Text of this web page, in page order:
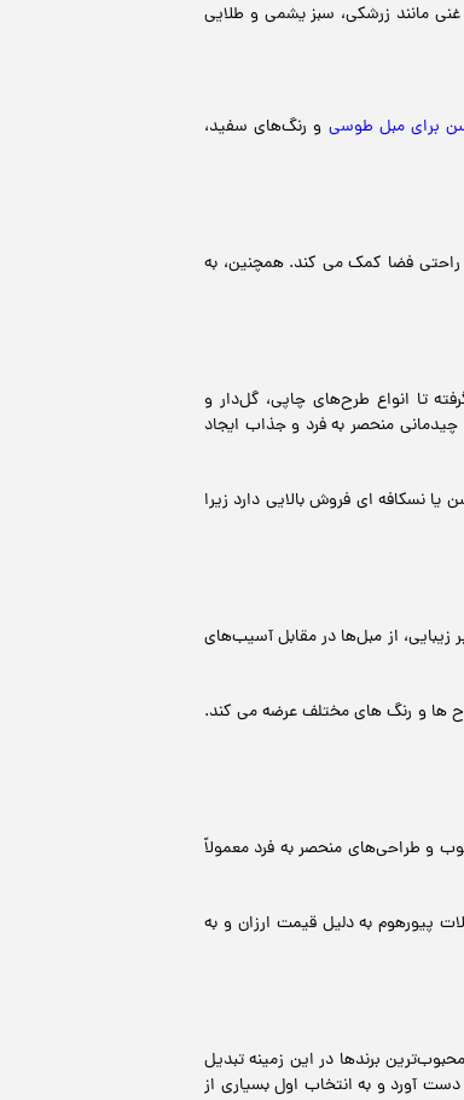
مانند زرشکی، سبز یشمی و طلایی
برای مبل طوسی و رنگ‌های سفید،
راحتی فضا کمک می کند. همچنین، به
تا انواع طرح‌های چاپی، گل‌دار و
منحصر به فرد و جذاب ایجاد
نسکافه ای فروش بالایی دارد زیرا
از مبل‌ها در مقابل آسیب‌های
ها و رنگ های مختلف عرضه می کند.
و طراحی‌های منحصر به فرد معمولاً
پیورهوم به دلیل قیمت ارزان و به
برندها در این زمینه تبدیل
آورد و به انتخاب اول بسیاری از